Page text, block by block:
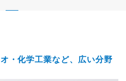
・化学工業など、広い分野